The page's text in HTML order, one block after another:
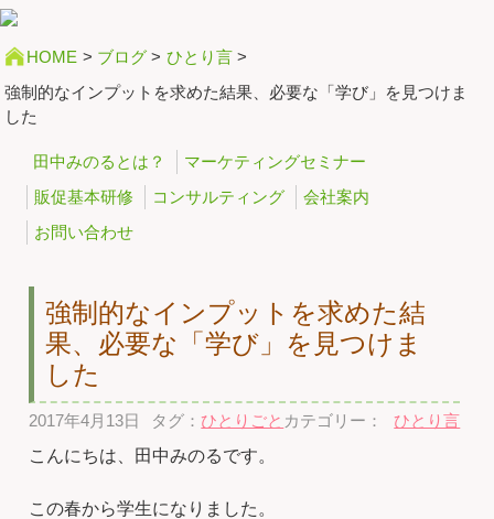
HOME > ブログ > ひとり言 >
強制的なインプットを求めた結果、必要な「学び」を見つけま
した
田中みのるとは？
マーケティングセミナー
販促基本研修
コンサルティング
会社案内
お問い合わせ
強制的なインプットを求めた結
果、必要な「学び」を見つけま
した
2017年4月13日 カテゴリー： ひとり言
タグ：ひとりごと
こんにちは、田中みのるです。
この春から学生になりました。